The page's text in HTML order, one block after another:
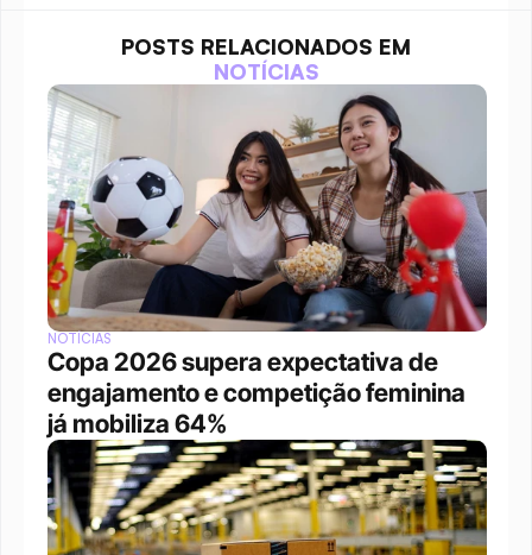
POSTS RELACIONADOS EM
NOTÍCIAS
NOTÍCIAS
Copa 2026 supera expectativa de
engajamento e competição feminina
já mobiliza 64%